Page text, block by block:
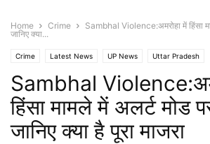
Home Crime
Sambhal Violence:अमरोहा में हिंसा
जानिए क्या...
Crime Latest News UP News Uttar Pradesh
Sambhal
हिंसा मामले में अलर्ट मोड
जानिए क्या है पूरा माजरा